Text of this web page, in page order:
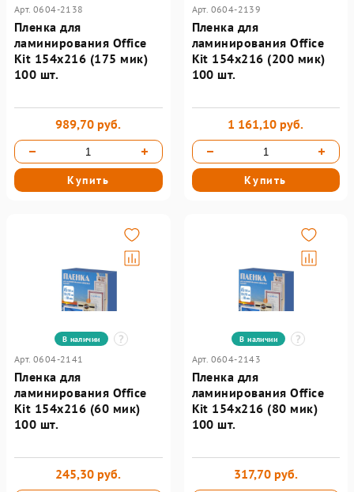
Арт. 0604-2138
Пленка для
ламинирования Office
Kit 154х216 (175 мик)
100 шт.
989,70 руб.
Купить
Арт. 0604-2139
Пленка для
ламинирования Office
Kit 154х216 (200 мик)
100 шт.
1 161,10 руб.
Купить
В наличии
Арт. 0604-2141
Пленка для
ламинирования Office
Kit 154х216 (60 мик)
100 шт.
245,30 руб.
В наличии
Арт. 0604-2143
Пленка для
ламинирования Office
Kit 154х216 (80 мик)
100 шт.
317,70 руб.